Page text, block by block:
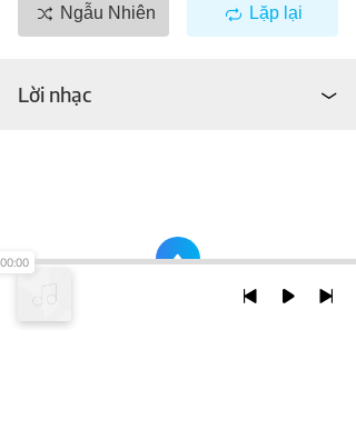
Ngẫu Nhiên Lặp lại
Lời nhạc
00:00